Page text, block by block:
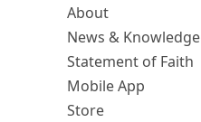
About
News & Knowledge
Statement of Faith
Mobile App
Store